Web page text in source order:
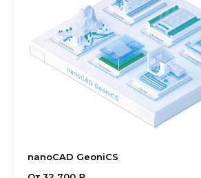
nanoCAD GeoniCS